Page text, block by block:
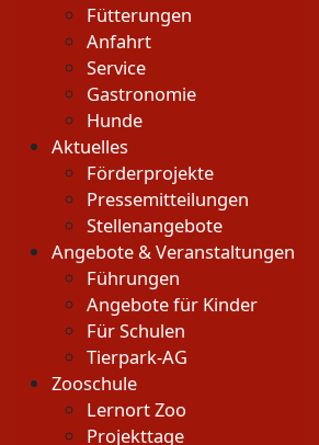
Fütterungen
Anfahrt
Service
Gastronomie
Hunde
Aktuelles
Förderprojekte
Pressemitteilungen
Stellenangebote
Angebote & Veranstaltungen
Führungen
Angebote für Kinder
Für Schulen
Tierpark-AG
Zooschule
Lernort Zoo
Projekttage